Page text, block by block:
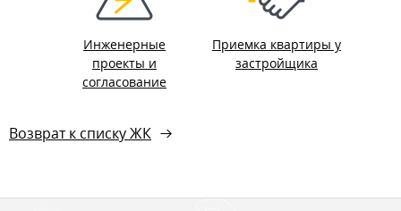
Инженерные
проекты и
согласование
Приемка квартиры у
застройщика
Возврат к списку ЖК